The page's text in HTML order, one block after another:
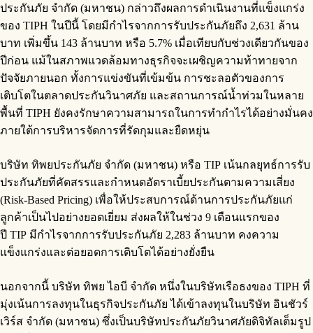
ประกันภัย จำกัด (มหาชน) กล่าวถึงผลการดำเนินงานที่แข็งแกร่ง
ของ TIPH ในปีนี้ โดยมีกำไรจากการรับประกันภัยถึง 2,631 ล้าน
บาท เพิ่มขึ้น 143 ล้านบาท หรือ 5.7% เมื่อเทียบกับช่วงเดียวกันของ
ปีก่อน แม้ในสภาพแวดล้อมทางธุรกิจจะเผชิญความท้าทายจาก
ปัจจัยภายนอก ทั้งการแข่งขันที่เข้มข้น การชะลอตัวของการ
เติบโตในตลาดประกันวินาศภัย และสถานการณ์น้ำท่วมในหลาย
พื้นที่ TIPH ยังคงรักษาความสามารถในการทำกำไรได้อย่างมั่นคง
ภายใต้การบริหารจัดการที่รัดกุมและยืดหยุ่น
บริษัท ทิพยประกันภัย จำกัด (มหาชน) หรือ TIP เน้นกลยุทธ์การรับ
ประกันภัยที่คัดสรรและกำหนดอัตราเบี้ยประกันตามความเสี่ยง
(Risk-Based Pricing) เพื่อให้ประสบการณ์ด้านการประกันภัยแก่
ลูกค้าเป็นไปอย่างยอดเยี่ยม ส่งผลให้ในช่วง 9 เดือนแรกของ
ปี TIP มีกำไรจากการรับประกันภัย 2,283 ล้านบาท คงความ
แข็งแกร่งและต่อยอดการเติบโตได้อย่างยั่งยืน
นอกจากนี้ บริษัท ทิพย ไอบี จำกัด หนึ่งในบริษัทเรือธงของ TIPH ที่
มุ่งเน้นการลงทุนในธุรกิจประกันภัย ได้เข้าลงทุนในบริษัท อินชัวร์
เวิร์ส จำกัด (มหาชน) ซึ่งเป็นบริษัทประกันภัยวินาศภัยดิจิทัลเต็มรูป